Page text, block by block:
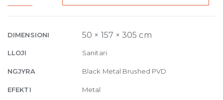
Basin
Trame,
without
707
DIMENSIONI 50 × 157 × 305 cm
LLOJI Sanitari
NGJYRA Black Metal Brushed PVD
EFEKTI Metal